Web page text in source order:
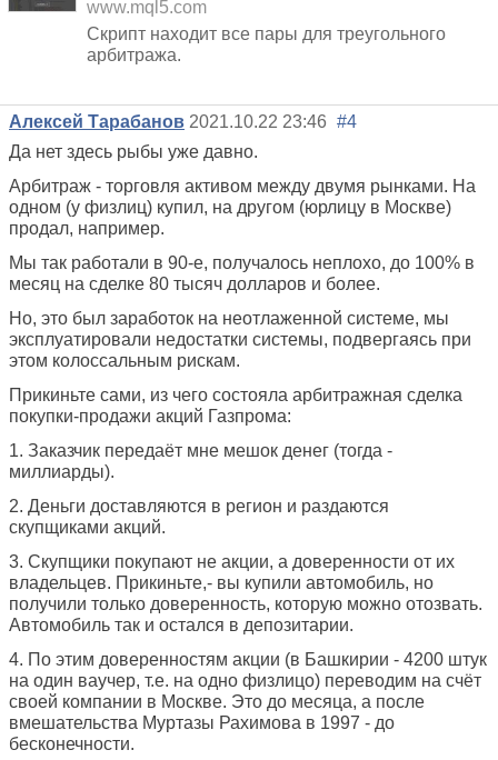
www.mql5.com
Скрипт находит все пары для треугольного
арбитража.
Алексей Тарабанов 2021.10.22 23:46 #4
Да нет здесь рыбы уже давно.
Арбитраж - торговля активом между двумя рынками. На
одном (у физлиц) купил, на другом (юрлицу в Москве)
продал, например.
Мы так работали в 90-е, получалось неплохо, до 100% в
месяц на сделке 80 тысяч долларов и более.
Но, это был заработок на неотлаженной системе, мы
эксплуатировали недостатки системы, подвергаясь при
этом колоссальным рискам.
Прикиньте сами, из чего состояла арбитражная сделка
покупки-продажи акций Газпрома:
1. Заказчик передаёт мне мешок денег (тогда -
миллиарды).
2. Деньги доставляются в регион и раздаются
скупщиками акций.
3. Скупщики покупают не акции, а доверенности от их
владельцев. Прикиньте,- вы купили автомобиль, но
получили только доверенность, которую можно отозвать.
Автомобиль так и остался в депозитарии.
4. По этим доверенностям акции (в Башкирии - 4200 штук
на один ваучер, т.е. на одно физлицо) переводим на счёт
своей компании в Москве. Это до месяца, а после
вмешательства Муртазы Рахимова в 1997 - до
бесконечности.